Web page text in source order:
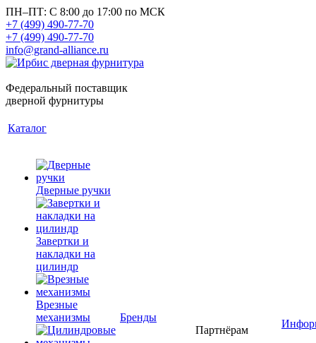
ПН–ПТ: С 8:00 до 17:00 по МСК
+7 (499) 490-77-70
+7 (499) 490-77-70
info@grand-alliance.ru
Федеральный поставщик
дверной фурнитуры
Каталог
Дверные ручки
Завертки и
накладки на
цилиндр
Врезные
механизмы
Бренды
Партнёрам